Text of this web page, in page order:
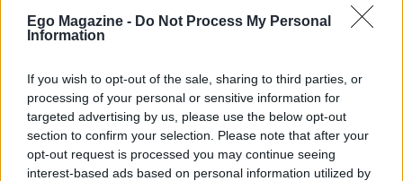
Ego Magazine - Do Not Process My Personal
Information
If you wish to opt-out of the sale, sharing to third parties, or
processing of your personal or sensitive information for
targeted advertising by us, please use the below opt-out
section to confirm your selection. Please note that after your
opt-out request is processed you may continue seeing
interest-based ads based on personal information utilized by
250 γρ. ζάχαρη
Τοποθετούμε όλα τα υλικά σε ένα μεγάλο βάζο και
αφήνουμε σε σκιερό μέρος για 40–50 ημέρες.
Σουρώνουμε και απολαμβάνουμε ένα αρωματικό,
σπιτικό λικέρ.